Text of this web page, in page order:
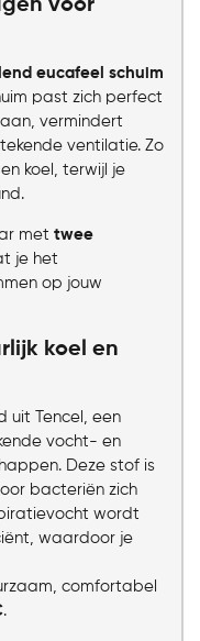
voor
eucafeel schuim
past zich perfect
vermindert
ventilatie. Zo
koel, terwijl je
met twee
je het
op jouw
koel en
uit Tencel, een
vocht- en
Deze stof is
bacteriën zich
wordt
waardoor je
comfortabel
.